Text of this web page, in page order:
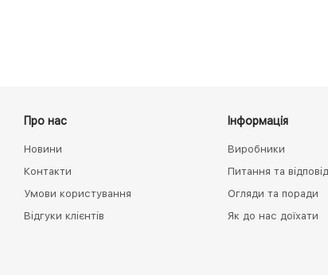
Про нас
Новини
Контакти
Умови користування
Відгуки клієнтів
Інформація
Виробники
Питання та
Огляди та поради
Як до нас доїхати